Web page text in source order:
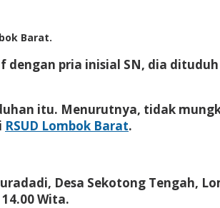
Barat.
dengan pria inisial SN, dia
itu. Menurutnya, tidak
RSUD Lombok Barat.
Desa Sekotong Tengah,
Wita.